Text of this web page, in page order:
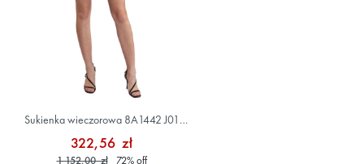
Sukienka wieczorowa 8A1442 J01
Zielony
322,56 zł
1 152,00 zł 72%off